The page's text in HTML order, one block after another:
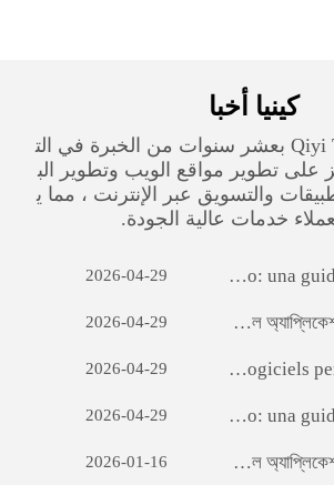
كينيا‎ أخبا
تتمتع Qiyi Technology بعشر سنوات من الخبرة في الت
على تطوير مواقع الويب وتطوير الب
والتسويق عبر الإنترنت ، مما ي
خدمات عالية الجودة.
2026-04-29
2026-04-29
2026-04-29
2026-04-29
2026-01-16